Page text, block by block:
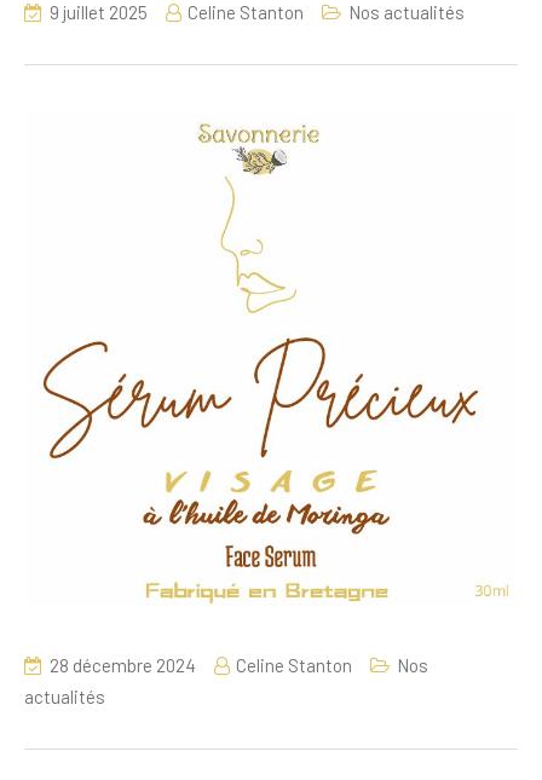
9 juillet 2025 Celine Stanton Nos actualités
28 décembre 2024 Celine Stanton
Nos
actualités